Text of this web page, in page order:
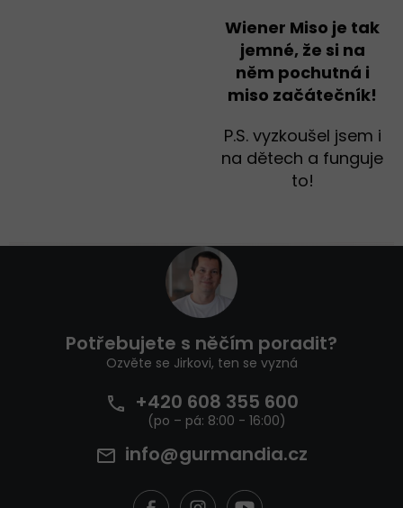
Wiener Miso je tak
jemné, že si na
něm pochutná i
miso začátečník!
P.S. vyzkoušel jsem i
na dětech a funguje
to!
Potřebujete s něčím poradit?
Ozvěte se Jirkovi, ten se vyzná
+420 608 355 600
info@gurmandia.cz